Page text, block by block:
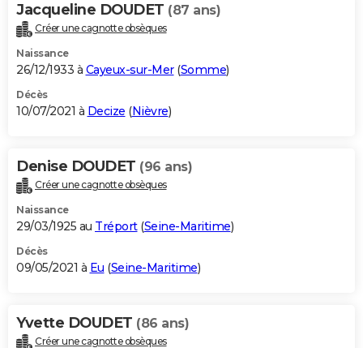
Jacqueline DOUDET (87 ans)
Créer une cagnotte obsèques
Naissance
26/12/1933 à Cayeux-sur-Mer(Somme)
Décès
10/07/2021 à Decize (Nièvre)
Denise DOUDET (96 ans)
Créer une cagnotte obsèques
Naissance
29/03/1925 au Tréport(Seine-Maritime)
Décès
09/05/2021 à Eu (Seine-Maritime)
Yvette DOUDET (86 ans)
Créer une cagnotte obsèques